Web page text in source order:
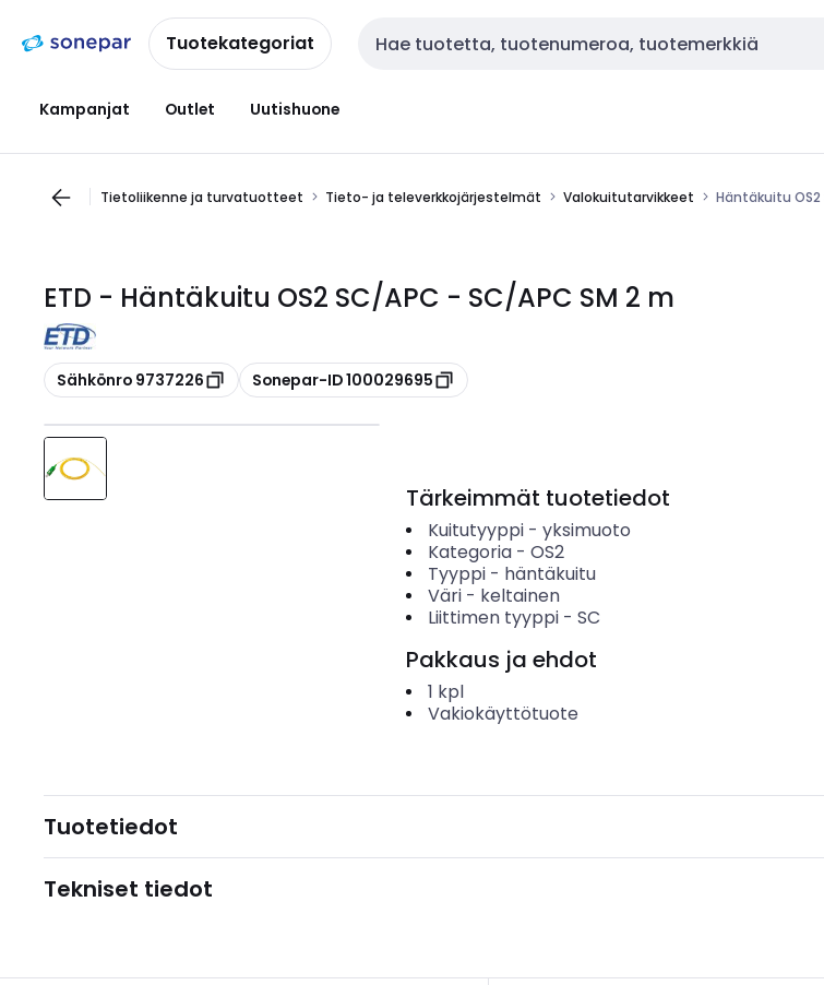
navigointiinsisältöönTuotekategoriat Haku
Kampanjat Outlet Uutishuone
Tietoliikenne ja turvatuotteet Tieto- ja televerkkojärjestelmät Valokuitutarvikkeet Häntäkuitu OS2
ETD - Häntäkuitu OS2 SC/APC - SC/APC SM 2 m
Kopioi
Sähkönro 9737226 Kopioi
Sonepar-ID 100029695
Tärkeimmät tuotetiedot
Kuitutyyppi- yksimuoto
Kategoria- OS2
Tyyppi- häntäkuitu
Väri- keltainen
Liittimen tyyppi- SC
Pakkaus ja ehdot
1 kpl
Vakiokäyttötuote
Tuotetiedot
Tekniset tiedot